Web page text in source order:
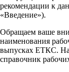
рекомендации к
«Введение»).
Обращаем ваше
наименования
выпусках ЕТКС.
справочник